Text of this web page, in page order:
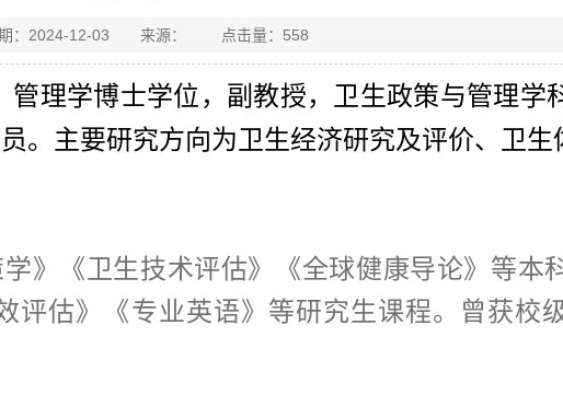
期：2024-12-03 来源： 点击量： 558
管理学博士学位，副教授，卫生政策与管理学
。主要研究方向为卫生经济研究及评价、卫生
》《卫生技术评估》《全球健康导论》等本
评估》《专业英语》等研究生课程。曾获校